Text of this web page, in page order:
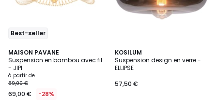
Best-seller
MAISON PAVANE
Suspension en bambou avec fil
- JIPI
à partir de
89,00 €
69,00 € -28%
4,2
/ 5
2
Couleurs
KOSILUM
Suspension design en verre -
ELLIPSE
57,50 €
5
/
5